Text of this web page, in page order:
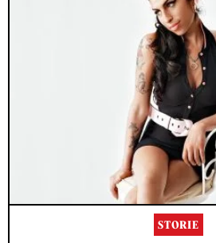
STORIE